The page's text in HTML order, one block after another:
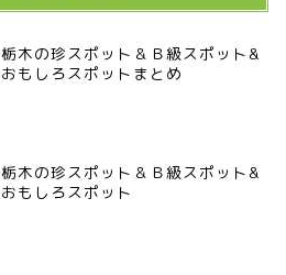
栃木の珍スポット＆Ｂ級スポット&
おもしろスポットまとめ
栃木の珍スポット＆Ｂ級スポット&
おもしろスポット